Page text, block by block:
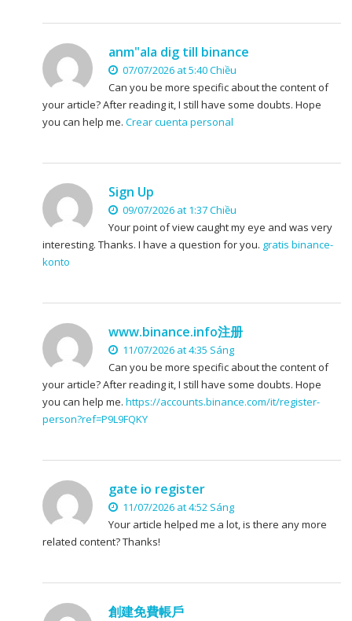
anm"ala dig till binance
07/07/2026 at 5:40 Chiều
Can you be more specific about the content of
your article? After reading it, I still have some doubts. Hope
you can help me. Crear cuenta personal
Sign Up
09/07/2026 at 1:37 Chiều
Your point of view caught my eye and was very
interesting. Thanks. I have a question for you. gratis binance-
konto
www.binance.info注册
11/07/2026 at 4:35 Sáng
Can you be more specific about the content of
your article? After reading it, I still have some doubts. Hope
you can help me. https://accounts.binance.com/it/register-
person?ref=P9L9FQKY
gate io register
11/07/2026 at 4:52 Sáng
Your article helped me a lot, is there any more
related content? Thanks!
創建免費帳戶